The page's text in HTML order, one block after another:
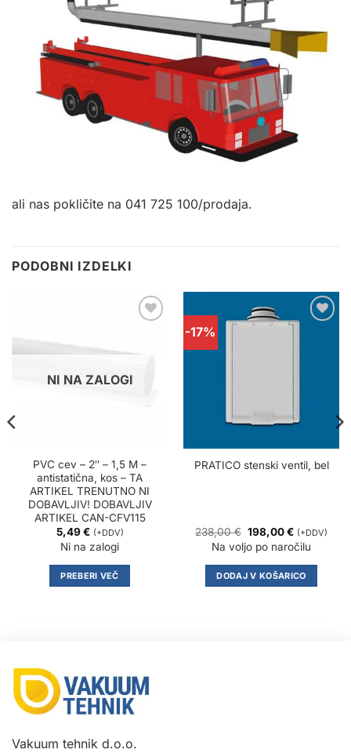
ali nas pokličite na 041 725 100/prodaja.
PODOBNI IZDELKI
seznam
NI NA ZALOGI
PVC cev – 2″ – 1,5 M –
antistatična, kos – TA
ARTIKEL TRENUTNO NI
DOBAVLJIV! DOBAVLJIV
ARTIKEL CAN-CFV115
5,49€ (+DDV)
Ni na zalogi
PREBERI VEČ
-17%
PRATICO stenski ventil, bel
238,00€ Izvirna
cena
je
bila:
238,00 €.
198,00€Trenutna
cena
je:
198,00 €.
(+DDV)
Na voljo po naročilu
DODAJ V KOŠARICO
Vakuum tehnik d.o.o.